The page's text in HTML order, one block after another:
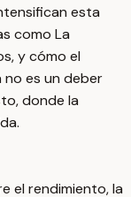
esta
como La
y cómo el
no es un deber
donde la
el rendimiento, la